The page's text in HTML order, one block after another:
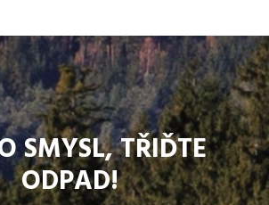
SMYSL, TŘIĎTE
ODPAD!